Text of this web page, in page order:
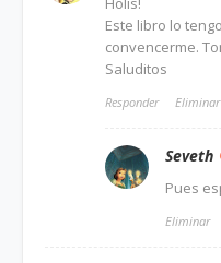
Este libro lo
convencerme.
Saluditos
Responder Eliminar
Seveth
Pues
Eliminar